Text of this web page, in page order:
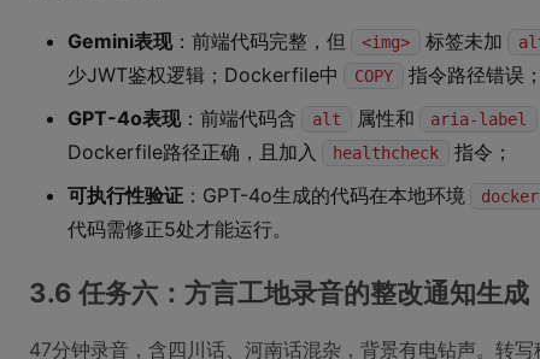
Gemini表现：前端代码完整，但 <img> 标签未加
少JWT鉴权逻辑；Dockerfile中 COPY
指令路径错误
GPT-4o表现：前端代码含 alt 属性和 aria-label
Dockerfile路径正确，且加入 healthcheck
指令；
可执行性验证 ：GPT-4o生成的代码在本地环境
代码需修正5处才能运行。
3.6 任务六：方言工地录音的整改通知生成
47分钟录音，含四川话、河南话混杂，背景有电钻声。转写